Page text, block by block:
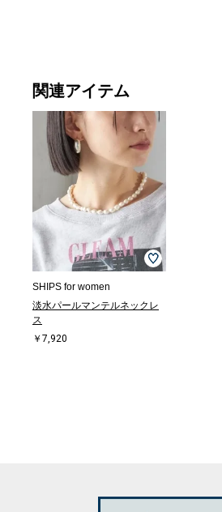
関連アイテム
SHIPS for women
淡水パールマンテルネックレ
ス
￥7,920